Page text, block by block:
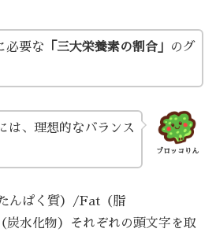
必要な 「三大栄養素の割合」
のグ
ブロッコりん
は、理想的なバランス
んぱく質）/Fat（脂
水化物）それぞれの頭文字を取